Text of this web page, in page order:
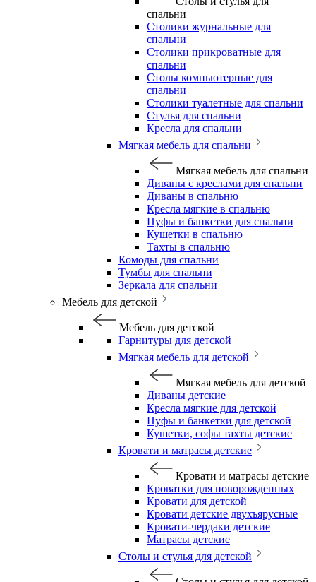
спальни
Столики журнальные для
спальни
Столики прикроватные для
спальни
Столы компьютерные для
спальни
Столики туалетные для спальни
Стулья для спальни
Кресла для спальни
Мягкая мебель для спальни
Мягкая мебель для спальни
Диваны с креслами для спальни
Диваны в спальню
Кресла мягкие в спальню
Пуфы и банкетки для спальни
Кушетки в спальню
Тахты в спальню
Комоды для спальни
Тумбы для спальни
Зеркала для спальни
Мебель для детской
Мебель для детской
Гарнитуры для детской
Мягкая мебель для детской
Мягкая мебель для детской
Диваны детские
Кресла мягкие для детской
Пуфы и банкетки для детской
Кушетки, софы тахты детские
Кровати и матрасы детские
Кровати и матрасы детские
Кроватки для новорожденных
Кровати для детской
Кровати детские двухъярусные
Кровати-чердаки детские
Матрасы детские
Столы и стулья для детской